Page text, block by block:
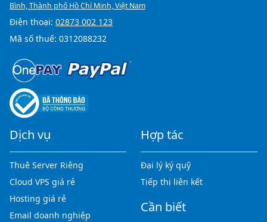
Bình, Thành phố Hồ Chí Minh, Việt Nam
Điện thoại: 02873 002 123
Mã số thuế: 0312088232
Dịch vụ
Thuê Server Riêng
Cloud VPS giá rẻ
Hosting giá rẻ
Email doanh nghiệp
Hợp tác
Đại lý ký quỹ
Tiếp thị liên kết
Cần biết